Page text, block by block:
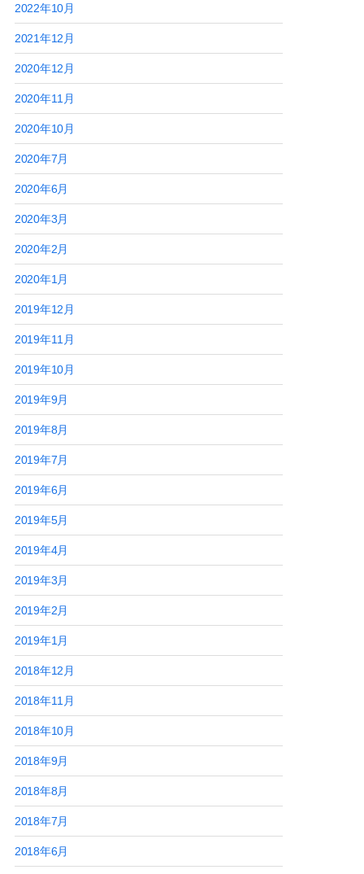
2022年10月
2021年12月
2020年12月
2020年11月
2020年10月
2020年7月
2020年6月
2020年3月
2020年2月
2020年1月
2019年12月
2019年11月
2019年10月
2019年9月
2019年8月
2019年7月
2019年6月
2019年5月
2019年4月
2019年3月
2019年2月
2019年1月
2018年12月
2018年11月
2018年10月
2018年9月
2018年8月
2018年7月
2018年6月